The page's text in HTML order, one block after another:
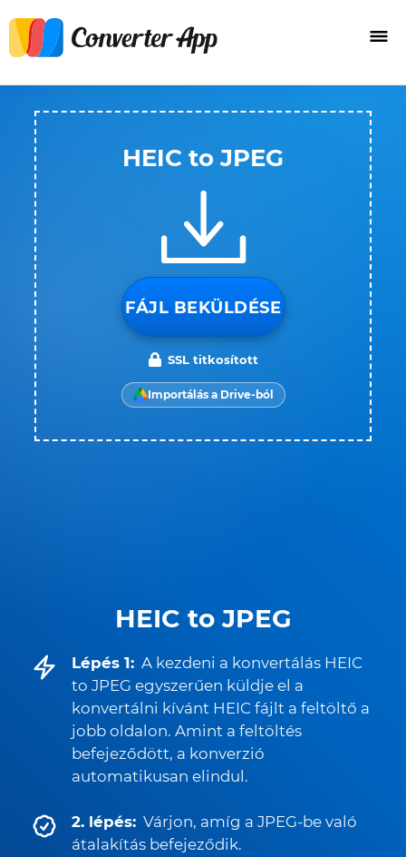
HEIC to JPEG
Lépés 1: A kezdeni a konvertálás HEIC
to JPEG egyszerűen küldje el a
konvertálni kívánt HEIC fájlt a feltöltő a
jobb oldalon. Amint a feltöltés
befejeződött, a konverzió
automatikusan elindul.
2. lépés: Várjon, amíg a JPEG-be való
átalakítás befejeződik.
HEIC to JPEG
FÁJL BEKÜLDÉSE
SSL titkosított
Importálás a Drive-ból